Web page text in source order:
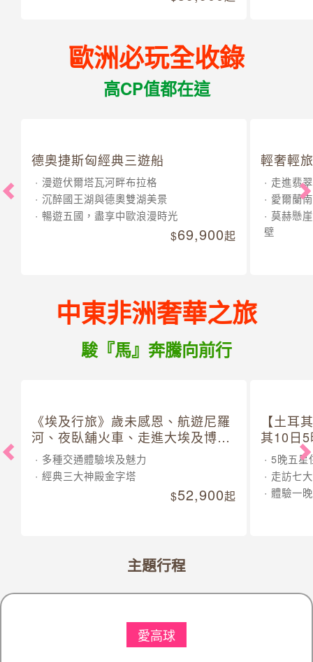
歐洲必玩全收錄
高CP值都在這
德奧捷斯匈經典三遊船
漫遊伏爾塔瓦河畔布拉格
沉醉國王湖與德奧雙湖美景
暢遊五國，盡享中歐浪漫時光
69,900起
輕奢輕
走進翡
愛爾蘭
莫赫懸
壁
中東非洲奢華之旅
駿『馬』奔騰向前行
《埃及行旅》歲未感恩、航遊尼羅
河、夜臥舖火車、走進大埃及博物
館 10 日
多種交通體驗埃及魅力
經典三大神殿金字塔
52,900起
【土耳
其10日
5晚五星
走訪七
體驗一
愛高球
主題行程